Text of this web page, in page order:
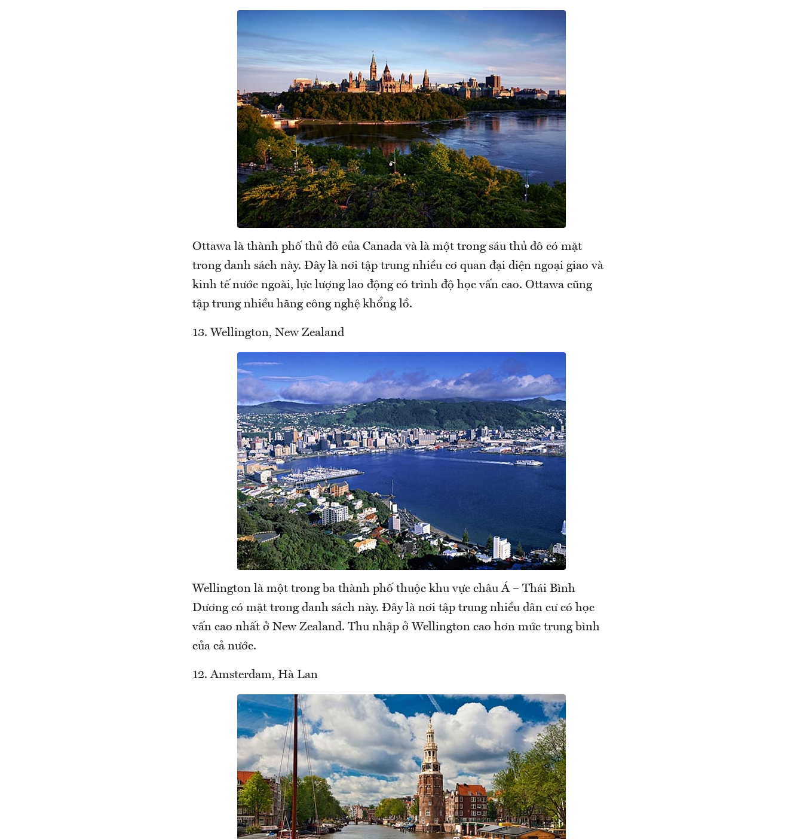
Ottawa là thành phố thủ đô của Canada và là một trong sáu thủ đô có mặt
trong danh sách này. Đây là nơi tập trung nhiều cơ quan đại diện ngoại giao và
kinh tế nước ngoài, lực lượng lao động có trình độ học vấn cao. Ottawa cũng
tập trung nhiều hãng công nghệ khổng lồ.
13. Wellington, New Zealand
Wellington là một trong ba thành phố thuộc khu vực châu Á – Thái Bình
Dương có mặt trong danh sách này. Đây là nơi tập trung nhiều dân cư có học
vấn cao nhất ở New Zealand. Thu nhập ở Wellington cao hơn mức trung bình
của cả nước.
12. Amsterdam, Hà Lan